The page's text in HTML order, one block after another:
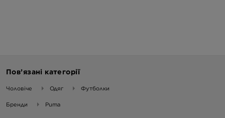
Пов’язані категорії
Чоловіче Одяг Футболки
Бренди Puma